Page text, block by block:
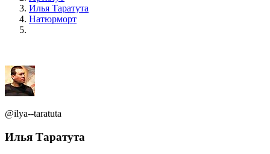
Илья Таратута
Натюрморт
@ilya--taratuta
Илья Таратута